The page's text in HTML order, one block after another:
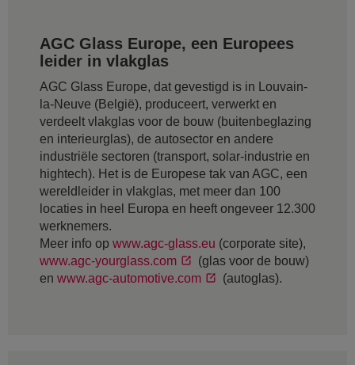
AGC Glass Europe, een Europees
leider in vlakglas
AGC Glass Europe, dat gevestigd is in Louvain-
la-Neuve (België), produceert, verwerkt en
verdeelt vlakglas voor de bouw (buitenbeglazing
en interieurglas), de autosector en andere
industriële sectoren (transport, solar-industrie en
hightech). Het is de Europese tak van AGC, een
wereldleider in vlakglas, met meer dan 100
locaties in heel Europa en heeft ongeveer 12.300
werknemers.
Meer info op www.agc-glass.eu (corporate site),
www.agc-yourglass.com
(glas voor de bouw)
en www.agc-automotive.com (autoglas).